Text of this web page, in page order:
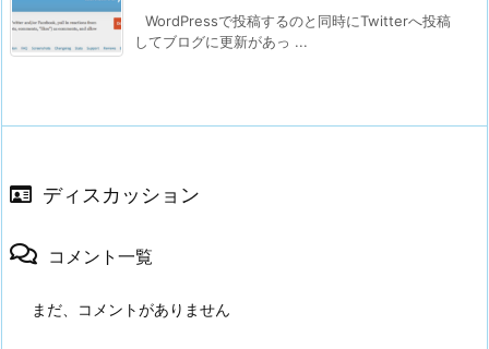
WordPressで投稿するのと同時にTwitterへ投稿
してブログに更新があっ ...
ディスカッション
コメント一覧
まだ、コメントがありません